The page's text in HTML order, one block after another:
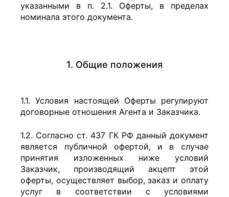
указанными в п. 2.1. Оферты, в пределах
номинала этого документа.
1. Общие положения
1.1. Условия настоящей Оферты регулируют
договорные отношения Агента и Заказчика.
1.2. Согласно ст. 437 ГК РФ данный документ
является публичной офертой, и в случае
принятия изложенных ниже условий
Заказчик, производящий акцепт этой
оферты, осуществляет выбор, заказ и оплату
услуг в соответствии с условиями